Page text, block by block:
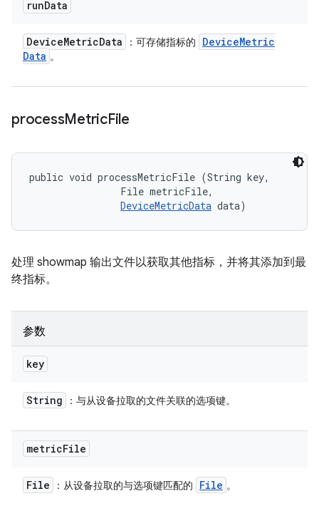
runData
DeviceMetricData ：可存储指标的 DeviceMetric
Data 。
processMetricFile
public void processMetricFile (String key,
                File metricFile,
DeviceMetricData data)
处理 showmap 输出文件以获取其他指标，并将其添加到最
终指标。
参数
key
String ：与从设备拉取的文件关联的选项键。
metricFile
File ：从设备拉取的与选项键匹配的 File 。